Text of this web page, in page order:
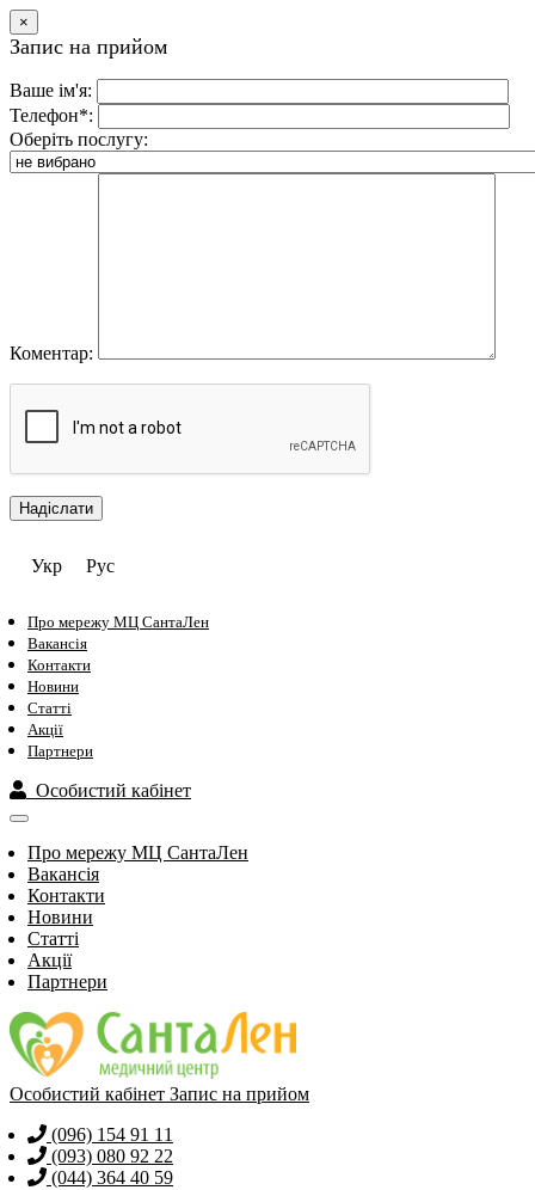
×
Запис на прийом
Ваше ім'я:
Телефон*:
Оберіть послугу:
Коментар:
Укр Рус
Про мережу МЦ СантаЛен
Вакансія
Контакти
Новини
Статті
Акції
Партнери
Особистий кабінет
Про мережу МЦ СантаЛен
Вакансія
Контакти
Новини
Статті
Акції
Партнери
Особистий кабінет Запис на прийом
(096) 154 91 11
(093) 080 92 22
(044) 364 40 59